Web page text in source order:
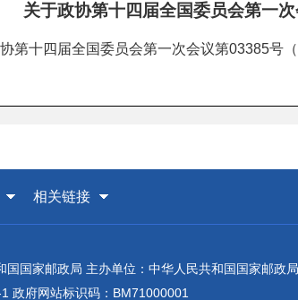
关于政协第十四届全国委员会第一
第十四届全国委员会第一次会议第03385号
相关链接
国国家邮政局 主办单位：中华人民共和国国家邮政局
政府网站标识码：BM71000001